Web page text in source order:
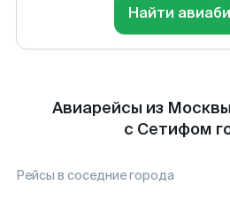
Найти
Авиарейсы из
с Сетифом
Рейсы в соседние города